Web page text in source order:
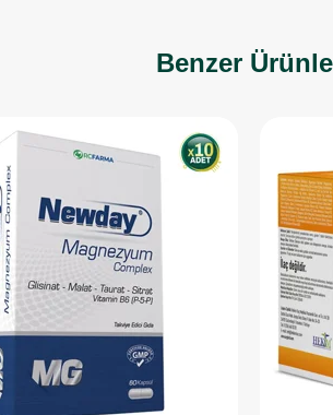
Benzer